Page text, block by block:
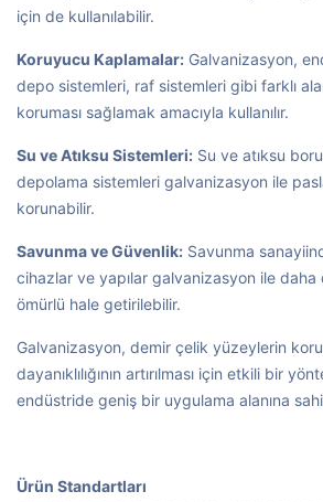
için de kullanılabilir.
Koruyucu Kaplamalar: Galvanizasyon,
depo sistemleri, raf sistemleri gibi farklı
koruması sağlamak amacıyla kullanılır.
Su ve Atıksu Sistemleri: Su ve atıksu
depolama sistemleri galvanizasyon ile
korunabilir.
Savunma ve Güvenlik: Savunma
cihazlar ve yapılar galvanizasyon ile daha
ömürlü hale getirilebilir.
Galvanizasyon, demir çelik yüzeylerin
dayanıklılığının artırılması için etkili bir
endüstride geniş bir uygulama alanına
Ürün Standartları